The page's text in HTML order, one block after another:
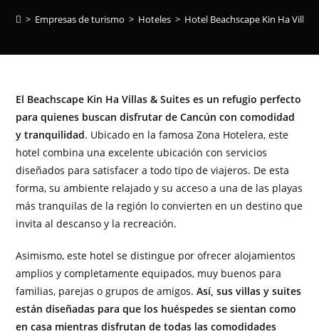
> Empresas de turismo > Hoteles > Hotel Beachscape Kin Ha Villas
El Beachscape Kin Ha Villas & Suites es un refugio perfecto
para quienes buscan disfrutar de Cancún con comodidad
y tranquilidad. Ubicado en la famosa Zona Hotelera, este
hotel combina una excelente ubicación con servicios
diseñados para satisfacer a todo tipo de viajeros. De esta
forma, su ambiente relajado y su acceso a una de las playas
más tranquilas de la región lo convierten en un destino que
invita al descanso y la recreación.
Asimismo, este hotel se distingue por ofrecer alojamientos
amplios y completamente equipados, muy buenos para
familias, parejas o grupos de amigos.Así, sus villas y suites
están diseñadas para que los huéspedes se sientan como
en casa mientras disfrutan de todas las comodidades